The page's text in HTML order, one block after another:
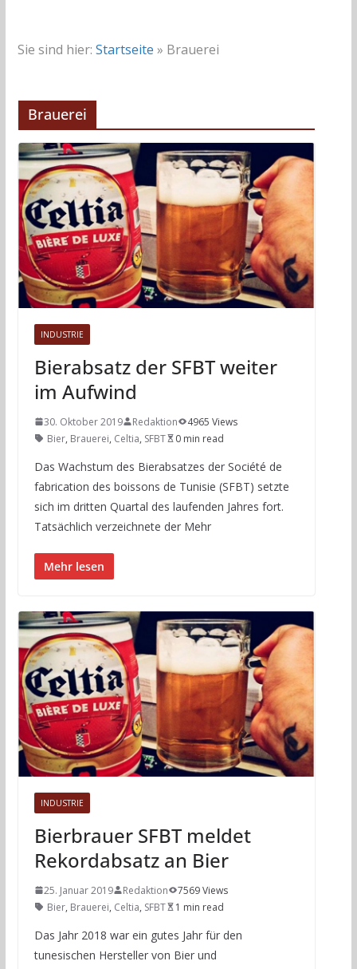
Sie sind hier: Startseite » Brauerei
Brauerei
INDUSTRIE
Bierabsatz der SFBT weiter
im Aufwind
30. Oktober 2019 Redaktion
4965 Views
Bier, Brauerei, Celtia, SFBT 0 min read
Das Wachstum des Bierabsatzes der Société de
fabrication des boissons de Tunisie (SFBT) setzte
sich im dritten Quartal des laufenden Jahres fort.
Tatsächlich verzeichnete der Mehr
Mehr lesen
INDUSTRIE
Bierbrauer SFBT meldet
Rekordabsatz an Bier
25. Januar 2019 Redaktion
7569 Views
Bier, Brauerei, Celtia, SFBT 1 min read
Das Jahr 2018 war ein gutes Jahr für den
tunesischen Hersteller von Bier und